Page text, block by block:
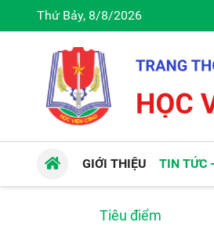
Thứ Bảy, 8/8/2026
GIỚI THIỆU TIN TỨC
Tiêu điểm